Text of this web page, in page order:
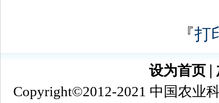
『打
设为首页
Copyright©2012-2021 中国农业